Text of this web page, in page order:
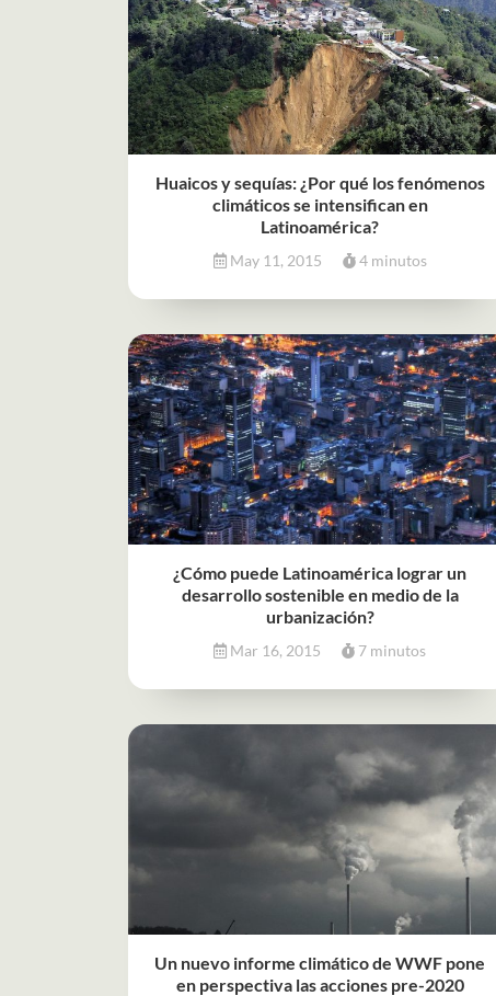
Huaicos y sequías: ¿Por qué los fenómenos
climáticos se intensifican en
Latinoamérica?
May 11, 2015 4 minutos
¿Cómo puede Latinoamérica lograr un
desarrollo sostenible en medio de la
urbanización?
Mar 16, 2015 7 minutos
Un nuevo informe climático de WWF pone
en perspectiva las acciones pre-2020